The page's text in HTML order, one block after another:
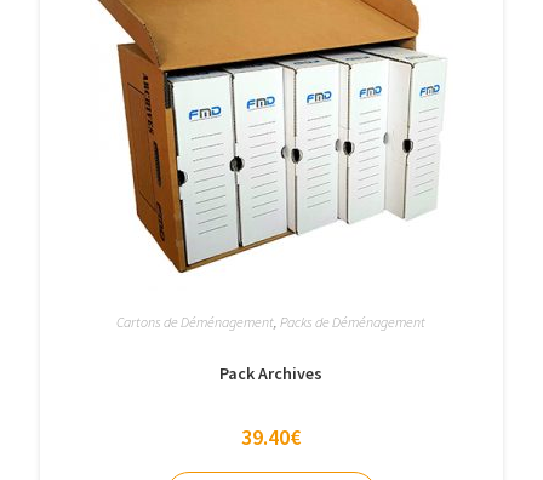
Cartons de Déménagement ,Packs de Déménagement
Pack Archives
39.40€